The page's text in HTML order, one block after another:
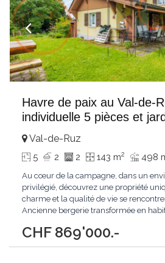
Havre de paix au Val-de-
individuelle 5 pièces et
CHF 869'000.-
Val-de-Ruz
5 2 2 143 m2 498
Au cœur de la campagne, dans un
privilégié, découvrez une propriété
charme et la qualité de vie se
Ancienne bergerie transformée en
confort recherché aujourd’hui. Dès les
serez séduit...